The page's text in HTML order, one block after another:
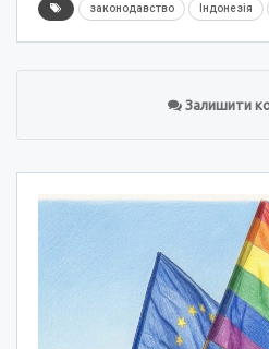
законодавство Індонезія
Залишити